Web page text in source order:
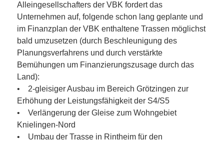
Alleingesellschafters der VBK fordert das
Unternehmen auf, folgende schon lang geplante und
im Finanzplan der VBK enthaltene Trassen möglichst
bald umzusetzen (durch Beschleunigung des
Planungsverfahrens und durch verstärkte
Bemühungen um Finanzierungszusage durch das
Land):
• 2-gleisiger Ausbau im Bereich Grötzingen zur
Erhöhung der Leistungsfähigkeit der S4/S5
• Verlängerung der Gleise zum Wohngebiet
Knielingen-Nord
• Umbau der Trasse in Rintheim für den